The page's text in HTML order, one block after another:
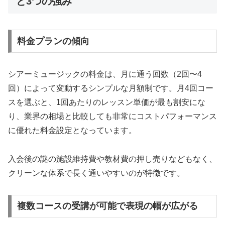
料金プランの傾向
シアーミュージックの料金は、月に通う回数（2回〜4
回）によって変動するシンプルな月額制です。月4回コー
スを選ぶと、1回あたりのレッスン単価が最も割安にな
り、業界の相場と比較しても非常にコストパフォーマンス
に優れた料金設定となっています。
入会後の謎の施設維持費や教材費の押し売りなどもなく、
クリーンな体系で長く通いやすいのが特徴です。
複数コースの受講が可能で表現の幅が広がる